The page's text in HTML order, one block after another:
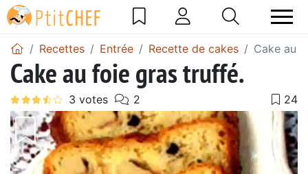
Recettes Entrée Recette de cakes Cake au
Cake au foie gras truffé.